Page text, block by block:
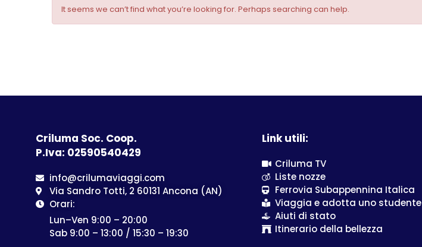
It seems we can’t find what you’re looking for. Perhaps searching can help.
Criluma Soc. Coop.
P.Iva: 02590540429
info@crilumaviaggi.com
Via Sandro Totti, 2 60131 Ancona (AN)
Orari:
Lun–Ven 9:00 – 20:00
Sab 9:00 – 13:00 / 15:30 – 19:30
Link utili:
Criluma TV
Liste nozze
Ferrovia Subappennina Italica
Viaggia e adotta uno studente
Aiuti di stato
Itinerario della bellezza